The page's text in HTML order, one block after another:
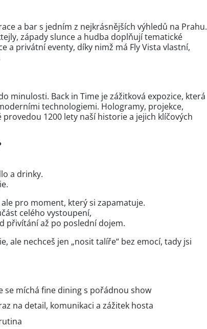
a bar s jedním z nejkrásnějších výhledů na Prahu.
západy slunce a hudba doplňují tematické
a privátní eventy, díky nimž má Fly Vista vlastní,
minulosti. Back in Time je zážitková expozice, která
technologiemi. Hologramy, projekce,
1200 lety naší historie a jejich klíčových
a drinky.
pro moment, který si zapamatuje.
celého vystoupení,
přivítání až po poslední dojem.
ale nechceš jen „nosit talíře“ bez emocí, tady jsi
se míchá fine dining s pořádnou show
na detail, komunikaci a zážitek hosta